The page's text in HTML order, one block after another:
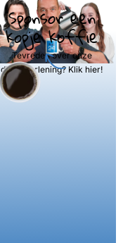
Sponsor een
kopje koffie
Tevreden over onze
dienstverlening? Klik hier!